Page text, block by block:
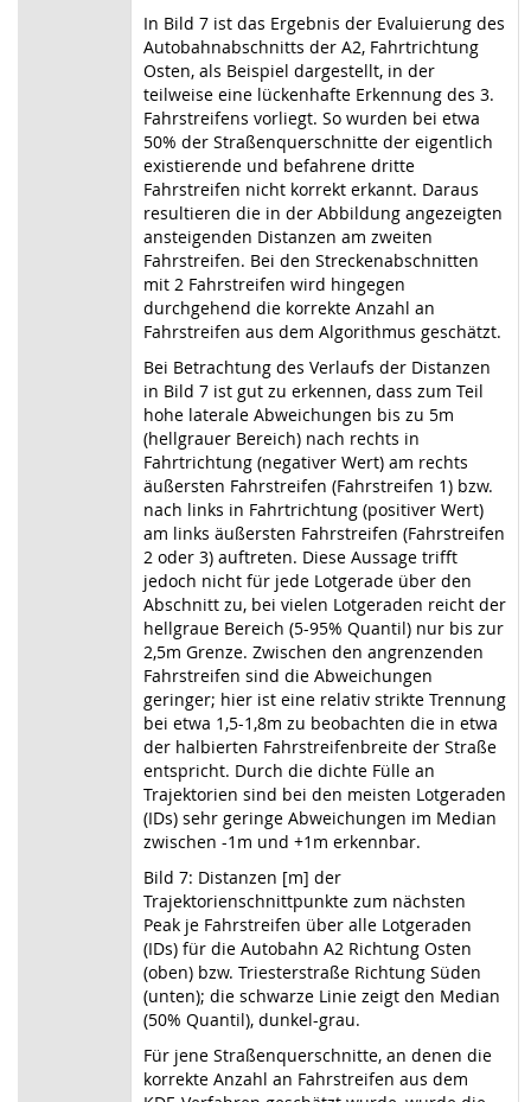
In Bild 7 ist das Ergebnis der Evaluierung des
Autobahnabschnitts der A2, Fahrtrichtung
Osten, als Beispiel dargestellt, in der
teilweise eine lückenhafte Erkennung des 3.
Fahrstreifens vorliegt. So wurden bei etwa
50% der Straßenquerschnitte der eigentlich
existierende und befahrene dritte
Fahrstreifen nicht korrekt erkannt. Daraus
resultieren die in der Abbildung angezeigten
ansteigenden Distanzen am zweiten
Fahrstreifen. Bei den Streckenabschnitten
mit 2 Fahrstreifen wird hingegen
durchgehend die korrekte Anzahl an
Fahrstreifen aus dem Algorithmus geschätzt.
Bei Betrachtung des Verlaufs der Distanzen
in Bild 7 ist gut zu erkennen, dass zum Teil
hohe laterale Abweichungen bis zu 5m
(hellgrauer Bereich) nach rechts in
Fahrtrichtung (negativer Wert) am rechts
äußersten Fahrstreifen (Fahrstreifen 1) bzw.
nach links in Fahrtrichtung (positiver Wert)
am links äußersten Fahrstreifen (Fahrstreifen
2 oder 3) auftreten. Diese Aussage trifft
jedoch nicht für jede Lotgerade über den
Abschnitt zu, bei vielen Lotgeraden reicht der
hellgraue Bereich (5-95% Quantil) nur bis zur
2,5m Grenze. Zwischen den angrenzenden
Fahrstreifen sind die Abweichungen
geringer; hier ist eine relativ strikte Trennung
bei etwa 1,5-1,8m zu beobachten die in etwa
der halbierten Fahrstreifenbreite der Straße
entspricht. Durch die dichte Fülle an
Trajektorien sind bei den meisten Lotgeraden
(IDs) sehr geringe Abweichungen im Median
zwischen -1m und +1m erkennbar.
Bild 7: Distanzen [m] der
Trajektorienschnittpunkte zum nächsten
Peak je Fahrstreifen über alle Lotgeraden
(IDs) für die Autobahn A2 Richtung Osten
(oben) bzw. Triesterstraße Richtung Süden
(unten); die schwarze Linie zeigt den Median
(50% Quantil), dunkel-grau.
Für jene Straßenquerschnitte, an denen die
korrekte Anzahl an Fahrstreifen aus dem